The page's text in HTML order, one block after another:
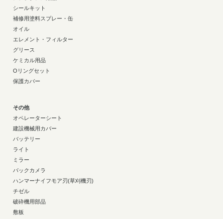
シールキット
補修用塗料スプレー・缶
オイル
エレメント・フィルター
グリース
ケミカル用品
Oリングセット
保護カバー
その他
オペレーターシート
建設機械用カバー
バッテリー
ライト
ミラー
バックカメラ
ハンマーナイフモア刃(草刈機刃)
チゼル
破砕機用部品
敷板